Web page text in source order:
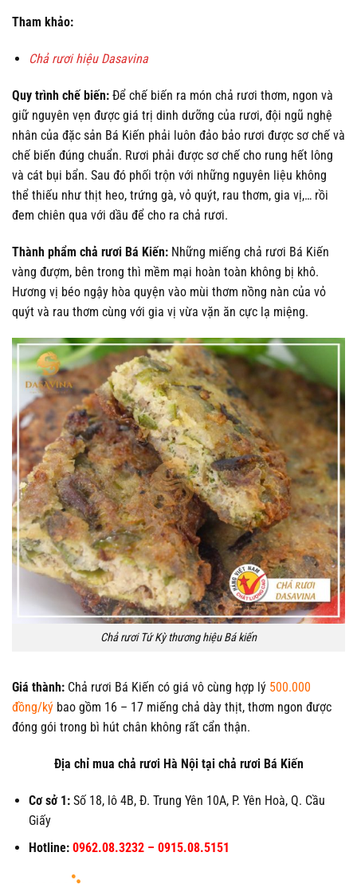
Tham khảo:
Chả rươi hiệu Dasavina
Quy trình chế biến: Để chế biến ra món chả rươi thơm, ngon và
giữ nguyên vẹn được giá trị dinh dưỡng của rươi, đội ngũ nghệ
nhân của đặc sản Bá Kiến phải luôn đảo bảo rươi được sơ chế và
chế biến đúng chuẩn. Rươi phải được sơ chế cho rung hết lông
và cát bụi bẩn. Sau đó phối trộn với những nguyên liệu không
thể thiếu như thịt heo, trứng gà, vỏ quýt, rau thơm, gia vị,… rồi
đem chiên qua với dầu để cho ra chả rươi.
Thành phẩm chả rươi Bá Kiến: Những miếng chả rươi Bá Kiến
vàng đượm, bên trong thì mềm mại hoàn toàn không bị khô.
Hương vị béo ngậy hòa quyện vào mùi thơm nồng nàn của vỏ
quýt và rau thơm cùng với gia vị vừa vặn ăn cực lạ miệng.
Chả rươi Tứ Kỳ thương hiệu Bá kiến
Giá thành: Chả rươi Bá Kiến có giá vô cùng hợp lý 500.000
đồng/ký bao gồm 16 – 17 miếng chả dày thịt, thơm ngon được
đóng gói trong bì hút chân không rất cẩn thận.
Địa chỉ mua chả rươi Hà Nội tại chả rươi Bá Kiến
Cơ sở 1:Số 18, lô 4B, Đ. Trung Yên 10A, P. Yên Hoà, Q. Cầu
Giấy
Hotline: 0962.08.3232 – 0915.08.5151